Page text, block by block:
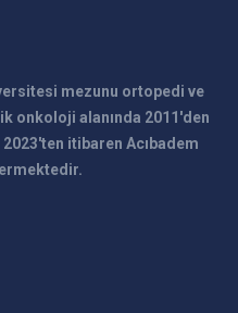
mezunu ortopedi ve
onkoloji alanında 2011'den
itibaren Acıbadem